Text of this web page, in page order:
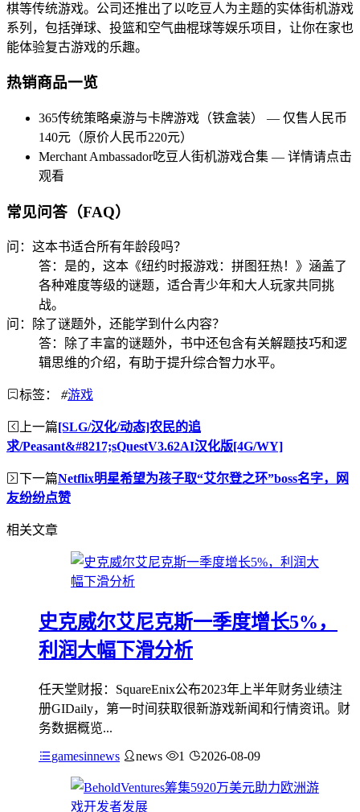
棋等传统游戏。公司还推出了以吃豆人为主题的实体街机游戏
系列，包括弹球、投篮和空气曲棍球等娱乐项目，让你在家也
能体验复古游戏的乐趣。
热销商品一览
365传统策略桌游与卡牌游戏（铁盒装） — 仅售人民币
140元（原价人民币220元）
Merchant Ambassador吃豆人街机游戏合集 — 详情请点击
观看
常见问答（FAQ）
问：这本书适合所有年龄段吗？
答：是的，这本《纽约时报游戏：拼图狂热！》涵盖了
各种难度等级的谜题，适合青少年和大人玩家共同挑
战。
问：除了谜题外，还能学到什么内容？
答：除了丰富的谜题外，书中还包含有关解题技巧和逻
辑思维的介绍，有助于提升综合智力水平。
标签： #游戏
上一篇[SLG/汉化/动态]农民的追
求/Peasant&#8217;sQuestV3.62AI汉化版[4G/WY]
下一篇Netflix明星希望为孩子取“艾尔登之环”boss名字，网
友纷纷点赞
相关文章
史克威尔艾尼克斯一季度增长5%，
利润大幅下滑分析
任天堂财报：SquareEnix公布2023年上半年财务业绩注
册GIDaily，第一时间获取很新游戏新闻和行情资讯。财
务数据概览...
gamesinnews news 1 2026-08-09